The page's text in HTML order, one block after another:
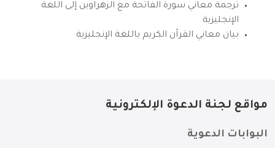
ترجمة معاني سورة الفاتحة مع الزهراوين إلى اللغة
الإنجليزية
بيان معاني القرآن الكريم باللغة الإنجليزية
مواقع لجنة الدعوة الإلكترونية
البوابات الدعوية